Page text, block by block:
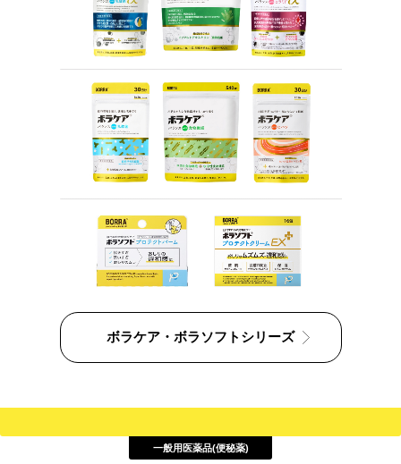
ボラケア・ボラソフトシリーズ
一般用医薬品(便秘薬)